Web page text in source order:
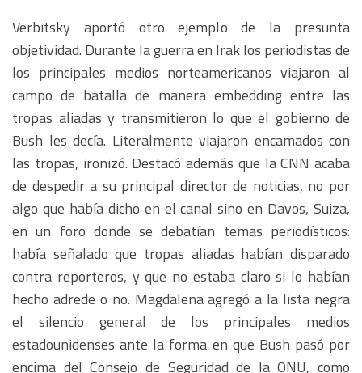
Verbitsky aportó otro ejemplo de la presunta
objetividad. Durante la guerra en Irak los periodistas de
los principales medios norteamericanos viajaron al
campo de batalla de manera embedding entre las
tropas aliadas y transmitieron lo que el gobierno de
Bush les decía. Literalmente viajaron encamados con
las tropas, ironizó. Destacó además que la CNN acaba
de despedir a su principal director de noticias, no por
algo que había dicho en el canal sino en Davos, Suiza,
en un foro donde se debatían temas periodísticos:
había señalado que tropas aliadas habían disparado
contra reporteros, y que no estaba claro si lo habían
hecho adrede o no. Magdalena agregó a la lista negra
el silencio general de los principales medios
estadounidenses ante la forma en que Bush pasó por
encima del Consejo de Seguridad de la ONU, como